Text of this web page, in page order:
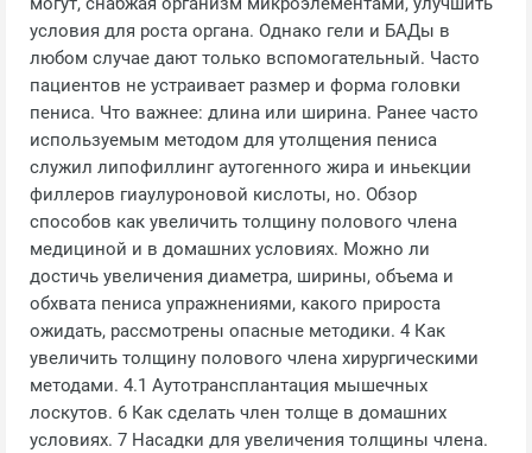
условия для роста органа. Однако гели и БАДы в
любом случае дают только вспомогательный. Часто
пациентов не устраивает размер и форма головки
пениса. Что важнее: длина или ширина. Ранее часто
используемым методом для утолщения пениса
служил липофиллинг аутогенного жира и иньекции
филлеров гиаулуроновой кислоты, но. Обзор
способов как увеличить толщину полового члена
медициной и в домашних условиях. Можно ли
достичь увеличения диаметра, ширины, объема и
обхвата пениса упражнениями, какого прироста
ожидать, рассмотрены опасные методики. 4 Как
увеличить толщину полового члена хирургическими
методами. 4.1 Аутотрансплантация мышечных
лоскутов. 6 Как сделать член толще в домашних
условиях. 7 Насадки для увеличения толщины члена.